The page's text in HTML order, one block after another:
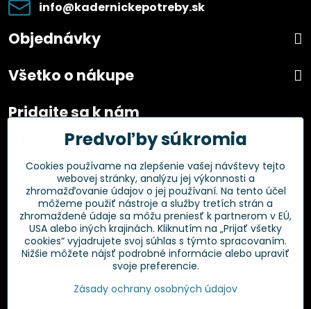
info​@kadernickepotreby​.sk
Objednávky
Všetko o nákupe
Pridajte sa k nám
Facebook
Overené zákazníkmi
Predvoľby súkromia
Cookies používame na zlepšenie vašej návštevy tejto
webovej stránky, analýzu jej výkonnosti a
zhromažďovanie údajov o jej používaní. Na tento účel
môžeme použiť nástroje a služby tretích strán a
zhromaždené údaje sa môžu preniesť k partnerom v EÚ,
USA alebo iných krajinách. Kliknutím na „Prijať všetky
cookies“ vyjadrujete svoj súhlas s týmto spracovaním.
Nižšie môžete nájsť podrobné informácie alebo upraviť
svoje preferencie.
Zásady ochrany osobných údajov